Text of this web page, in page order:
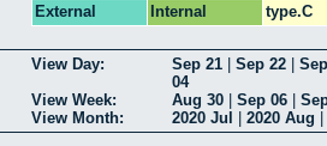
External
Internal type.C
View Day: Sep 21 Sep 22
04
View Week:
Aug 30 Sep 06
View Month:
2020 Jul 2020 Aug